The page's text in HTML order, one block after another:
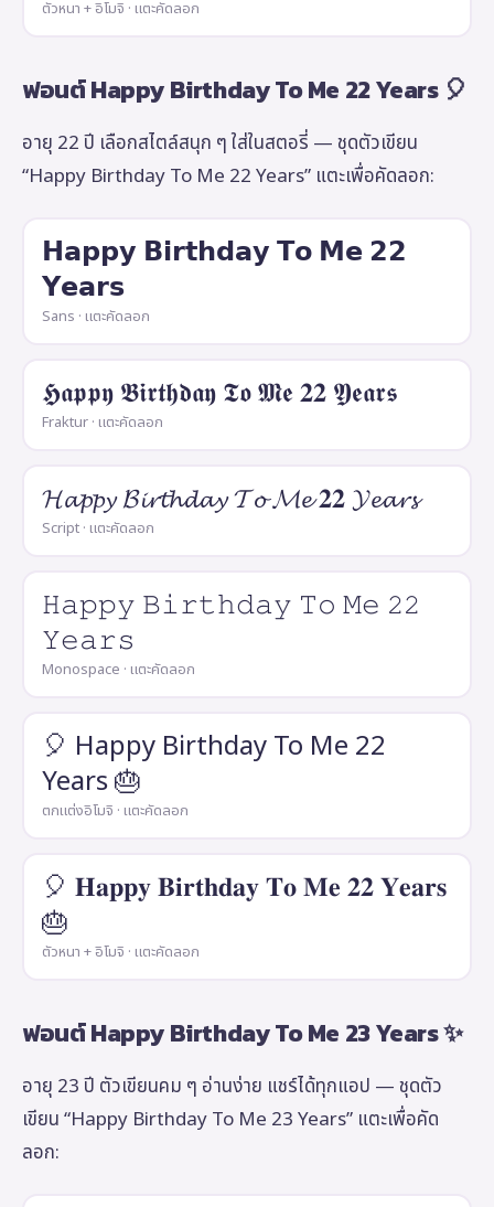
ตัวหนา + อิโมจิ · แตะคัดลอก
ฟอนต์ Happy Birthday To Me 22 Years 🎈
อายุ 22 ปี เลือกสไตล์สนุก ๆ ใส่ในสตอรี่ — ชุดตัวเขียน
“Happy Birthday To Me 22 Years” แตะเพื่อคัดลอก:
𝗛𝗮𝗽𝗽𝘆 𝗕𝗶𝗿𝘁𝗵𝗱𝗮𝘆 𝗧𝗼 𝗠𝗲 𝟮𝟮
𝗬𝗲𝗮𝗿𝘀
Sans · แตะคัดลอก
𝕳𝖆𝖕𝖕𝖞 𝕭𝖎𝖗𝖙𝖍𝖉𝖆𝖞 𝕿𝖔 𝕸𝖊 𝟐𝟐 𝖄𝖊𝖆𝖗𝖘
Fraktur · แตะคัดลอก
𝓗𝓪𝓹𝓹𝔂 𝓑𝓲𝓻𝓽𝓱𝓭𝓪𝔂 𝓣𝓸 𝓜𝓮 𝟐𝟐 𝓨𝓮𝓪𝓻𝓼
Script · แตะคัดลอก
𝙷𝚊𝚙𝚙𝚢 𝙱𝚒𝚛𝚝𝚑𝚍𝚊𝚢 𝚃𝚘 𝙼𝚎 𝟸𝟸
𝚈𝚎𝚊𝚛𝚜
Monospace · แตะคัดลอก
🎈 Happy Birthday To Me 22
Years 🎂
ตกแต่งอิโมจิ · แตะคัดลอก
🎈 𝐇𝐚𝐩𝐩𝐲 𝐁𝐢𝐫𝐭𝐡𝐝𝐚𝐲 𝐓𝐨 𝐌𝐞 𝟐𝟐 𝐘𝐞𝐚𝐫𝐬
🎂
ตัวหนา + อิโมจิ · แตะคัดลอก
ฟอนต์ Happy Birthday To Me 23 Years ✨
อายุ 23 ปี ตัวเขียนคม ๆ อ่านง่าย แชร์ได้ทุกแอป — ชุดตัว
เขียน “Happy Birthday To Me 23 Years” แตะเพื่อคัด
ลอก: